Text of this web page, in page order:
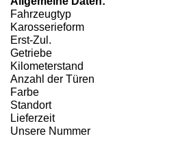
Fahrzeugtyp
Karosserieform
Erst-Zul.
Getriebe
Kilometerstand
Anzahl der Türen
Farbe
Standort
Lieferzeit
Unsere Nummer